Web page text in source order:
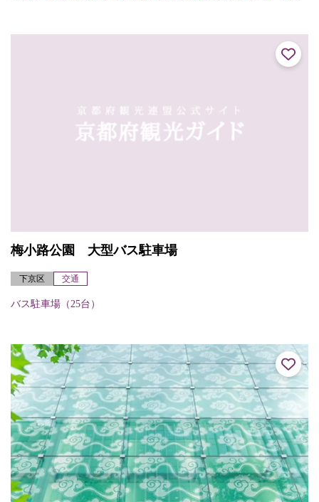
ン、アザラシなど、1...
梅小路公園 大型バス駐車場
下京区 交通
バス駐車場（25台）